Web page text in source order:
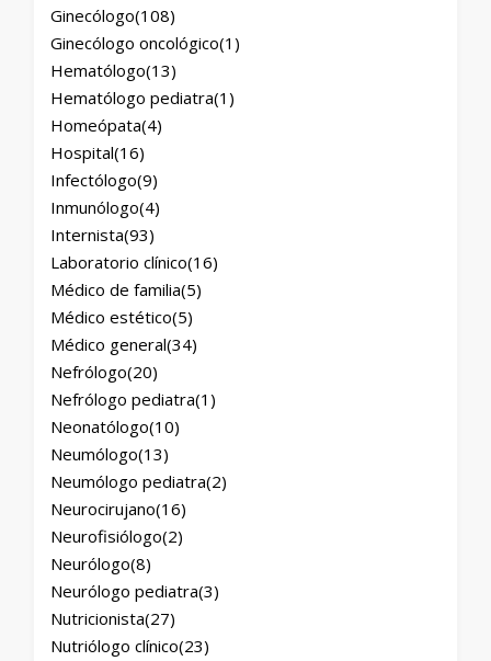
Ginecólogo(108)
Ginecólogo oncológico(1)
Hematólogo(13)
Hematólogo pediatra(1)
Homeópata(4)
Hospital(16)
Infectólogo(9)
Inmunólogo(4)
Internista(93)
Laboratorio clínico(16)
Médico de familia(5)
Médico estético(5)
Médico general(34)
Nefrólogo(20)
Nefrólogo pediatra(1)
Neonatólogo(10)
Neumólogo(13)
Neumólogo pediatra(2)
Neurocirujano(16)
Neurofisiólogo(2)
Neurólogo(8)
Neurólogo pediatra(3)
Nutricionista(27)
Nutriólogo clínico(23)